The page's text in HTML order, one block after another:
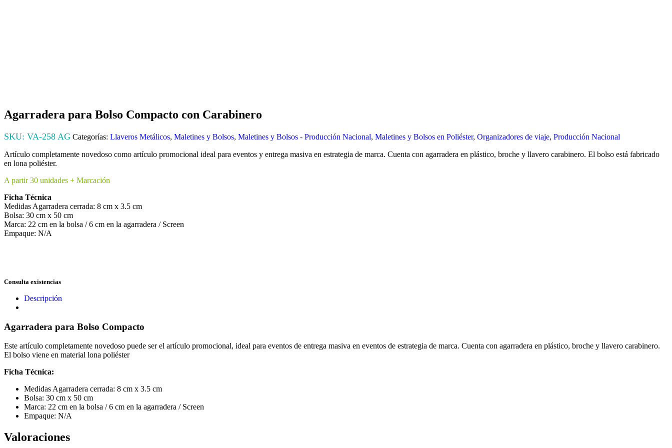
Agarradera para Bolso Compacto con Carabinero
SKU: VA-258 AG Categorías: Llaveros Metálicos, Maletines y Bolsos, Maletines y Bolsos - Producción Nacional, Maletines y Bolsos en Poliéster, Organizadores de viaje, Producción Nacional
Artículo completamente novedoso como artículo promocional ideal para eventos y entrega masiva en estrategia de marca. Cuenta con agarradera en plástico, broche y llavero carabinero. El bolso está fabricado
en lona poliéster.
A partir 30 unidades + Marcación
Ficha Técnica
Medidas Agarradera cerrada: 8 cm x 3.5 cm
Bolsa: 30 cm x 50 cm
Marca: 22 cm en la bolsa / 6 cm en la agarradera / Screen
Empaque: N/A
Consulta existencias
Descripción
Agarradera para Bolso Compacto
Este artículo completamente novedoso puede ser el artículo promocional, ideal para eventos de entrega masiva en eventos de estrategia de marca. Cuenta con agarradera en plástico, broche y llavero carabinero.
El bolso viene en material lona poliéster
Ficha Técnica:
Medidas Agarradera cerrada: 8 cm x 3.5 cm
Bolsa: 30 cm x 50 cm
Marca: 22 cm en la bolsa / 6 cm en la agarradera / Screen
Empaque: N/A
Valoraciones